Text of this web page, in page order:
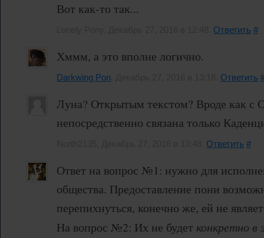
Вот как-то так...
Ответить #
Хммм, а это вполне логично.
Darkwing Pon Ответить
Луна? Открытым текстом? Вроде как с
непосредственно связана только
Ответить #
Ответ на вопрос №1: нужно для
общества. Предоставление пони
перепихнуться, конечно же, ей не
На вопрос №2: Их не будет конкретно